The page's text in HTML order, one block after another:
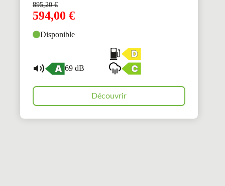
895,20€
594,00 €
Disponible
69 dB
Découvrir